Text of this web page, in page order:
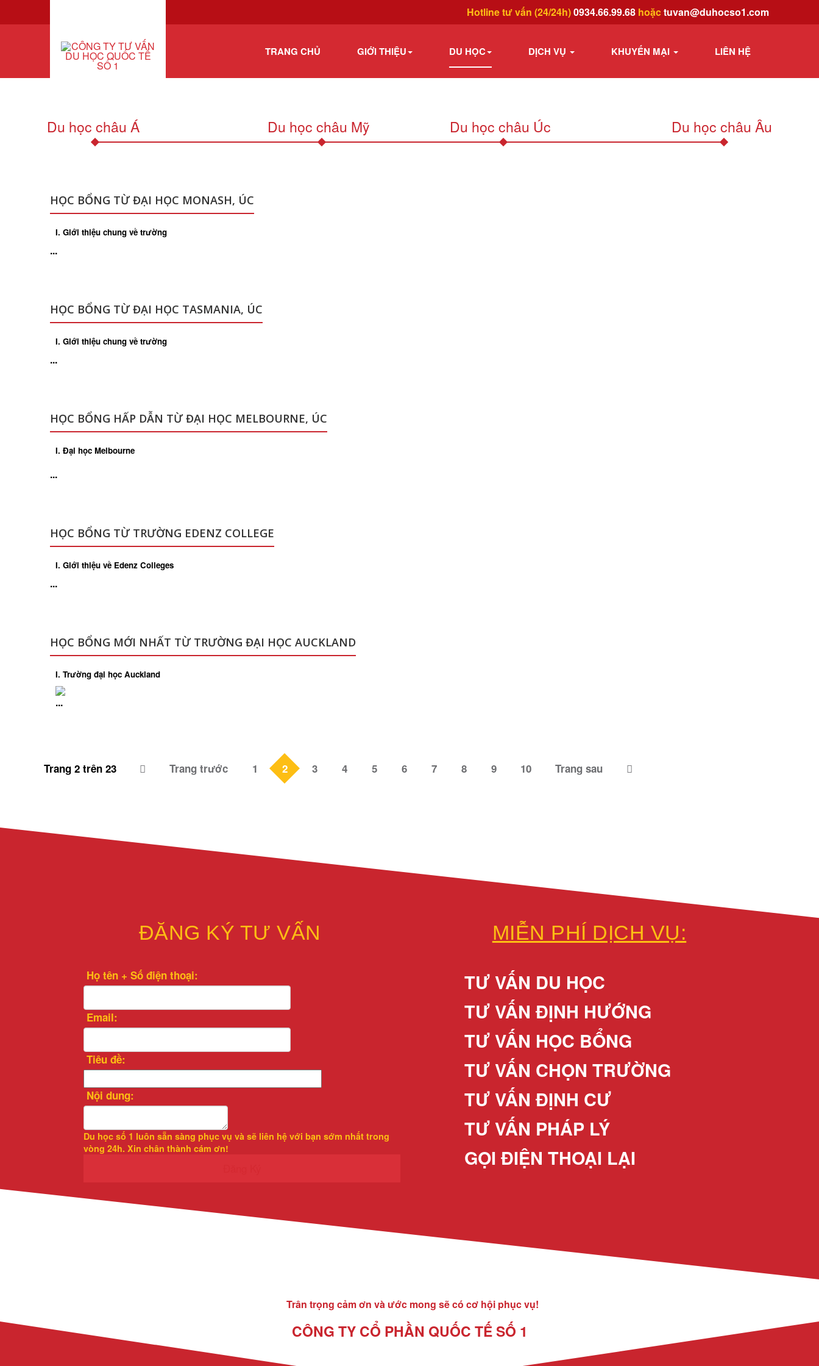
Hotline tư vấn (24/24h)0934.66.99.68 hoặctuvan@duhocso1.com
TRANG CHỦ GIỚI THIỆU DU HỌC DỊCH VỤ KHUYẾN MẠI LIÊN HỆ
Du học châu Á Du học châu Mỹ Du học châu Úc Du học châu Âu
HỌC BỔNG TỪ ĐẠI HỌC MONASH, ÚC
I. Giới thiệu chung về trường
...
HỌC BỔNG TỪ ĐẠI HỌC TASMANIA, ÚC
I. Giới thiệu chung về trường
...
HỌC BỔNG HẤP DẪN TỪ ĐẠI HỌC MELBOURNE, ÚC
I. Đại học Melbourne
...
HỌC BỔNG TỪ TRƯỜNG EDENZ COLLEGE
I. Giới thiệu về Edenz Colleges
...
HỌC BỔNG MỚI NHẤT TỪ TRƯỜNG ĐẠI HỌC AUCKLAND
I. Trường đại học Auckland
...
Trang 2 trên 23 Trang trước 1 2 3 4 5 6 7 8 9 10 Trang sau
ĐĂNG KÝ TƯ VẤN
Họ tên + Số điện thoại:
Email:
Tiêu đề:
Nội dung:
Du học số 1 luôn sẵn sàng phục vụ và sẽ liên hệ với bạn sớm nhất trong
vòng 24h. Xin chân thành cám ơn!
MIỄN PHÍ DỊCH VỤ:
TƯ VẤN DU HỌC
TƯ VẤN ĐỊNH HƯỚNG
TƯ VẤN HỌC BỔNG
TƯ VẤN CHỌN TRƯỜNG
TƯ VẤN ĐỊNH CƯ
TƯ VẤN PHÁP LÝ
GỌI ĐIỆN THOẠI LẠI
Trân trọng cảm ơn và ước mong sẽ có cơ hội phục vụ!
CÔNG TY CỔ PHẦN QUỐC TẾ SỐ 1